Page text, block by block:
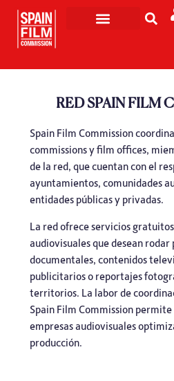
RED SPAIN FILM
Spain Film Commission
commissions y film offices,
de la red, que cuentan con el
ayuntamientos, comunidades
entidades públicas y privadas.
La red ofrece servicios
audiovisuales que desean rodar
documentales, contenidos
publicitarios o reportajes
territorios. La labor de
Spain Film Commission
empresas audiovisuales
producción.